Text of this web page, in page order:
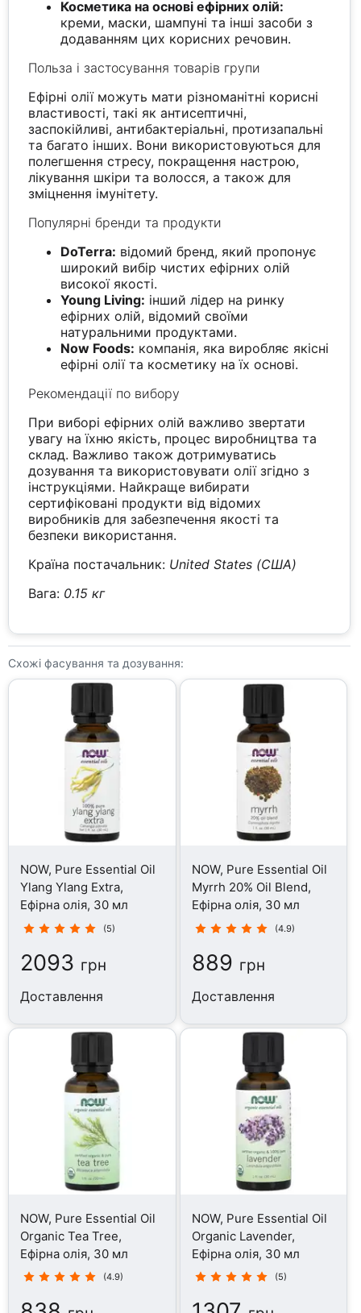
Косметика на основі ефірних олій:
креми, маски, шампуні та інші засоби з
додаванням цих корисних речовин.
Польза і застосування товарів групи
Ефірні олії можуть мати різноманітні корисні
властивості, такі як антисептичні,
заспокійливі, антибактеріальні, протизапальні
та багато інших. Вони використовуються для
полегшення стресу, покращення настрою,
лікування шкіри та волосся, а також для
зміцнення імунітету.
Популярні бренди та продукти
DoTerra: відомий бренд, який пропонує
широкий вибір чистих ефірних олій
високої якості.
Young Living: інший лідер на ринку
ефірних олій, відомий своїми
натуральними продуктами.
Now Foods: компанія, яка виробляє якісні
ефірні олії та косметику на їх основі.
Рекомендації по вибору
При виборі ефірних олій важливо звертати
увагу на їхню якість, процес виробництва та
склад. Важливо також дотримуватись
дозування та використовувати олії згідно з
інструкціями. Найкраще вибирати
сертифіковані продукти від відомих
виробників для забезпечення якості та
безпеки використання.
Країна постачальник: United States (США)
Вага: 0.15 кг
Схожі фасування та дозування:
NOW, Pure Essential Oil
Ylang Ylang Extra,
Ефірна олія, 30 мл
(5)
2093 грн
Доставлення
NOW, Pure Essential Oil
Myrrh 20% Oil Blend,
Ефірна олія, 30 мл
(4.9)
889 грн
Доставлення
NOW, Pure Essential Oil
Organic Tea Tree,
Ефірна олія, 30 мл
(4.9)
NOW, Pure Essential Oil
Organic Lavender,
Ефірна олія, 30 мл
(5)